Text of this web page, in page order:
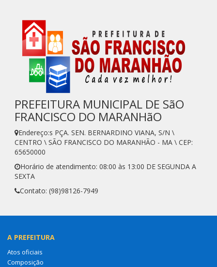
PREFEITURA MUNICIPAL DE SãO
FRANCISCO DO MARANHãO
Endereço:s PÇA. SEN. BERNARDINO VIANA, S/N \
CENTRO \ SÃO FRANCISCO DO MARANHÃO - MA \ CEP:
65650000
Horário de atendimento: 08:00 às 13:00 DE SEGUNDA A
SEXTA
Contato: (98)98126-7949
A PREFEITURA
Atos oficiais
Composição